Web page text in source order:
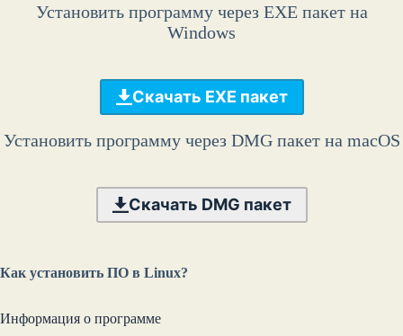
Установить программу через EXE пакет на
Windows
Скачать EXE пакет
Установить программу через DMG пакет на macOS
Скачать DMG пакет
Как установить ПО в Linux?
Информация о программе